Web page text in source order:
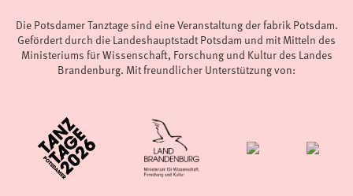
Die Potsdamer Tanztage sind eine Veranstaltung der fabrik Potsdam.
Gefördert durch die Landeshauptstadt Potsdam und mit Mitteln des
Ministeriums für Wissenschaft, Forschung und Kultur des Landes
Brandenburg. Mit freundlicher Unterstützung von: